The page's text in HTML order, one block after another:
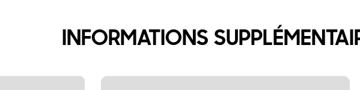
INFORMATIONS